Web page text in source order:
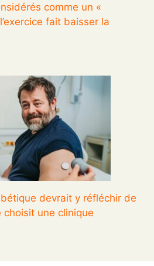
comme un «
fait baisser la
devrait y réfléchir de
choisit une clinique